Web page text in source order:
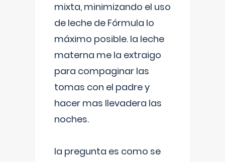
mixta, minimizando el uso
de leche de Fórmula lo
máximo posible. la leche
materna me la extraigo
para compaginar las
tomas con el padre y
hacer mas llevadera las
noches.
la pregunta es como se